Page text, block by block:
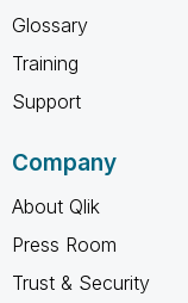
Glossary
Training
Support
Company
About Qlik
Press Room
Trust & Security